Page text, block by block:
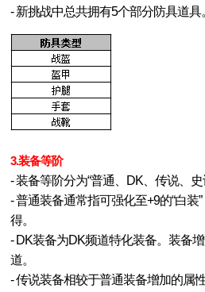
- 新挑战中总共拥有5个部分防具道具
3.装备等阶
- 装备等阶分为“普通、DK、传说、史
- 普通装备通常指可强化至+9的“白装
得。
- DK装备为DK频道特化装备。装备
道。
- 传说装备相较于普通装备增加的属